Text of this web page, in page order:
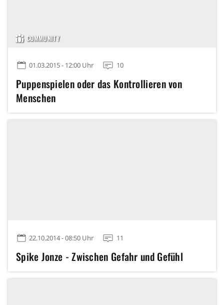
COMMUNITY
01.03.2015 - 12:00 Uhr 10
Puppenspielen oder das Kontrollieren von
Menschen
22.10.2014 - 08:50 Uhr 11
Spike Jonze - Zwischen Gefahr und Gefühl